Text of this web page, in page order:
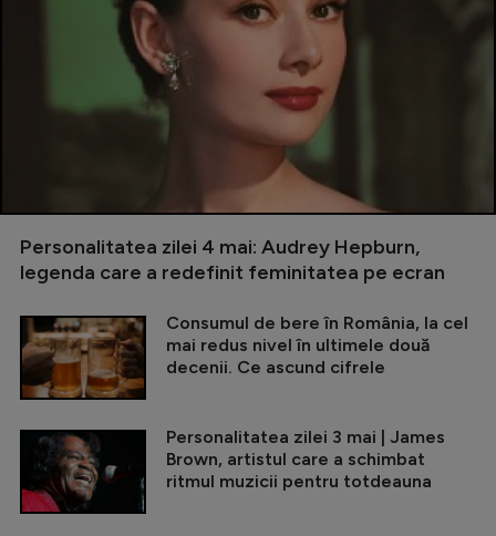
Personalitatea zilei 4 mai: Audrey Hepburn,
legenda care a redefinit feminitatea pe ecran
Consumul de bere în România, la cel
mai redus nivel în ultimele două
decenii. Ce ascund cifrele
Personalitatea zilei 3 mai | James
Brown, artistul care a schimbat
ritmul muzicii pentru totdeauna